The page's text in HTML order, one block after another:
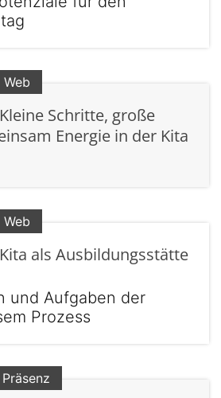
Web
Schritte, große
Energie in der Kita
Web
als Ausbildungsstätte
und Aufgaben der
Prozess
Präsenz